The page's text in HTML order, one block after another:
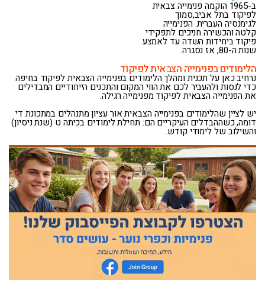
ב-1965 הוקמה פנימייה צבאית
לפיקוד בתל אביב,סמוך
לגימנסיה העברית. הפנימייה
קלטה והכשירה חניכים לתפקידי
פיקוד ביחידות השדה עד לאמצע
שנות ה-80, אז נסגרה.
הלימודים בפנימייה הצבאית לפיקוד
נרחיב כאן על תכנית ומהלך הלימודים בפנימייה הצבאית לפיקוד בחיפה
כדי לנסות ולהעביר לכם את הווי המקום והתכנים הייחודיים המבדילים
את הפנימייה הצבאית לפיקוד מפנימייה רגילה.
יש לציין שהלימודים בפנימייה הצבאית אור עציון מתנהלים במתכונת די
דומה, כשההבדלים העיקריים הם: תחילת לימודים בכיתה ט (שנת ניסיון)
והשילוב של לימודי קודש.